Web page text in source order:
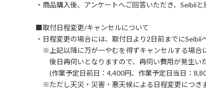
・商品購入後、アンケートへご回答いただき、Seibiiと
■取付日程変更/キャンセルについて
・日程変更の場合には、取付日より2日前までにSeibii
※上記以降に万が一やむを得ずキャンセルする場合
後日再伺いとなりますので、再伺い費用が発生いた
(作業予定日前日：4,400円、作業予定日当日：
※ただし天災・災害・悪天候による日程変更につき